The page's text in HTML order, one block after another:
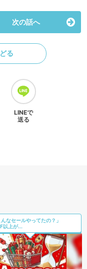
次の話へ
る
LINEで
送る
んなセールやってたの？」
以上が...